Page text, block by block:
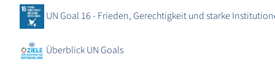
UN Goal 16 - Frieden, Gerechtigkeit und starke
Überblick UN Goals